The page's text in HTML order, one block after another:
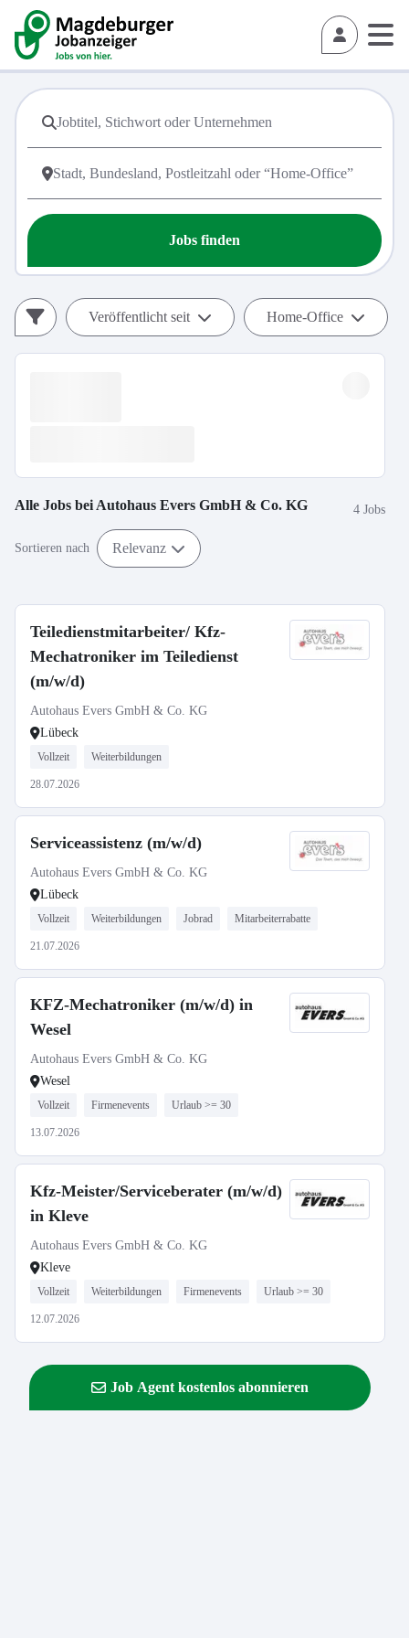
Jobs finden
Veröffentlicht seit Home-Office
Alle Jobs bei Autohaus Evers GmbH & Co. KG 4 Jobs
Sortieren nach Relevanz
Teiledienstmitarbeiter/ Kfz-
Mechatroniker im Teiledienst
(m/w/d)
Autohaus Evers GmbH & Co. KG
Lübeck
Vollzeit Weiterbildungen
28.07.2026
Serviceassistenz (m/w/d)
Autohaus Evers GmbH & Co. KG
Lübeck
Vollzeit Weiterbildungen Jobrad Mitarbeiterrabatte
21.07.2026
KFZ-Mechatroniker (m/w/d) in
Wesel
Autohaus Evers GmbH & Co. KG
Wesel
Vollzeit Firmenevents Urlaub >= 30
13.07.2026
Kfz-Meister/Serviceberater (m/w/d)
in Kleve
Autohaus Evers GmbH & Co. KG
Kleve
Vollzeit Weiterbildungen Firmenevents Urlaub >= 30
12.07.2026
Job Agent kostenlos abonnieren